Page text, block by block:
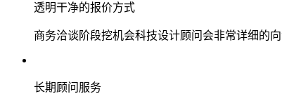
透明干净的报价方式
商务洽谈阶段挖机会科技设计顾问会非常详细的
长期顾问服务